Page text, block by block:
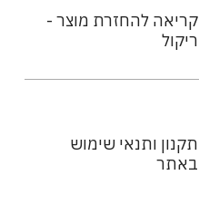
קריאה להחזרת מוצר -
ריקול
תקנון ותנאי שימוש
באתר